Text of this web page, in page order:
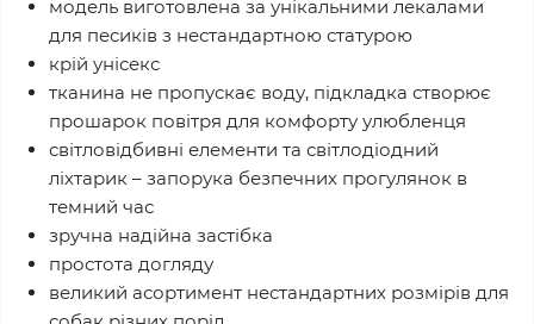
модель виготовлена за унікальними лекалами
для песиків з нестандартною статурою
крій унісекс
тканина не пропускає воду, підкладка створює
прошарок повітря для комфорту улюбленця
світловідбивні елементи та світлодіодний
ліхтарик – запорука безпечних прогулянок в
темний час
зручна надійна застібка
простота догляду
великий асортимент нестандартних розмірів для